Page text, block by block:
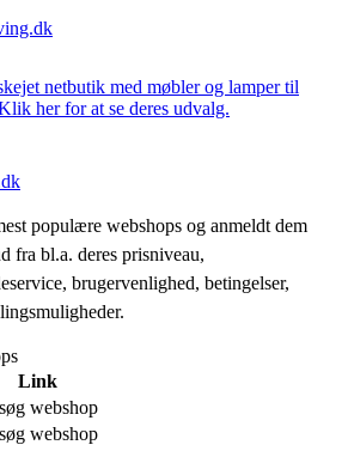
netbutik med møbler og lamper til
her for at se deres udvalg.
populære webshops og anmeldt dem
fra bl.a. deres prisniveau,
brugervenlighed, betingelser,
Link
webshop
webshop